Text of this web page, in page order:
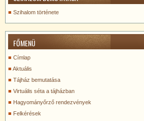
Szihalom története
FŐMENÜ
Címlap
Aktuális
Tájház bemutatása
Virtuális séta a tájházban
Hagyományőrző rendezvények
Felkérések